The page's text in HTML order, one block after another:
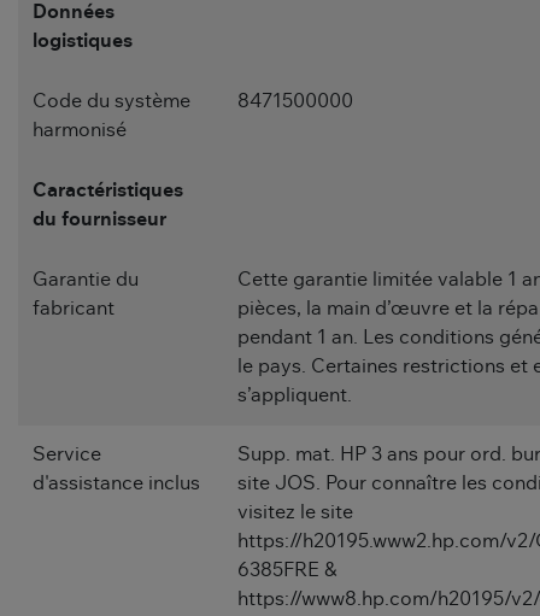
Données
logistiques
Code du système
harmonisé
8471500000
Caractéristiques
du fournisseur
Garantie du
fabricant
Cette garantie limitée valable 1
pièces, la main d’œuvre et la
pendant 1 an. Les conditions
le pays. Certaines restrictions et
s’appliquent.
Service
d'assistance inclus
Supp. mat. HP 3 ans pour ord.
site JOS. Pour connaître les
visitez le site
https://h20195.www2.hp.com/v2/
6385FRE &
https://www8.hp.com/h20195/